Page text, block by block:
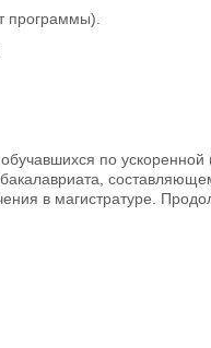
программы).
по ускоренной
в магистратуре.